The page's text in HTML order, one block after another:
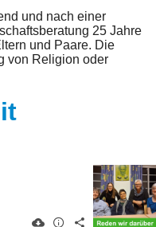
und nach einer
25 Jahre
und Paare. Die
von Religion oder